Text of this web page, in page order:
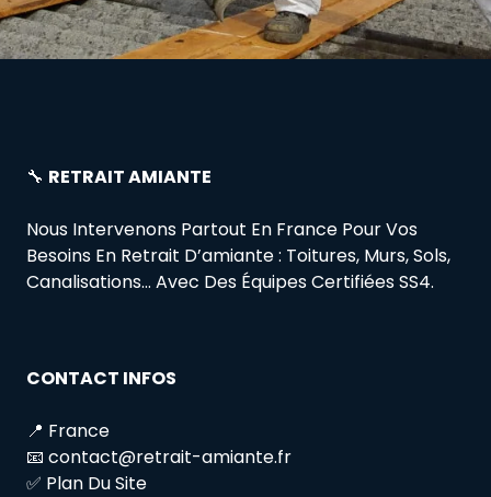
🔧 RETRAIT AMIANTE
Nous Intervenons Partout En France Pour Vos
Besoins En Retrait D’amiante : Toitures, Murs, Sols,
Canalisations… Avec Des Équipes Certifiées SS4.
CONTACT INFOS
📍 France
📧 contact@retrait-amiante.fr
✅ Plan Du Site